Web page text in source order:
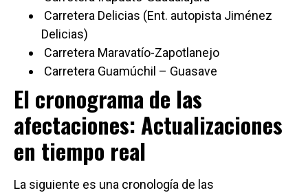
Carretera Delicias (Ent. autopista Jiménez
Delicias)
Carretera Maravatío-Zapotlanejo
Carretera Guamúchil – Guasave
El cronograma de las
afectaciones: Actualizaciones
en tiempo real
La siguiente es una cronología de las